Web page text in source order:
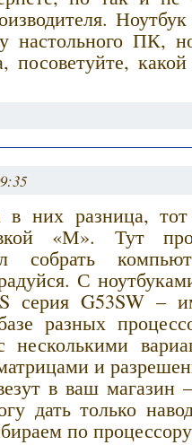
Ноутбук
настольного ПК,
посоветуйте,
в них разница,
«М». Тут
собрать
С
серия G53SW –
разных
и
в ваш магазин
дать только
по